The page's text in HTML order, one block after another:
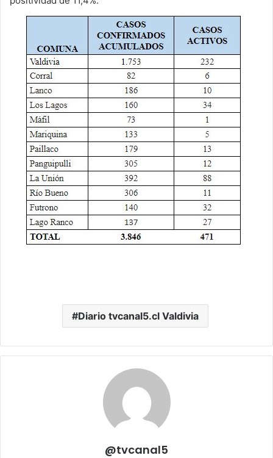
Diario tvcanal5.cl Valdivia
@tvcanal5